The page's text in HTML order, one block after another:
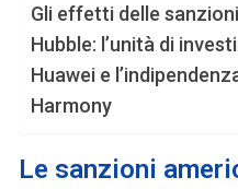
Gli effetti delle
Hubble: l’unità di
Huawei e
Harmony
Le sanzioni